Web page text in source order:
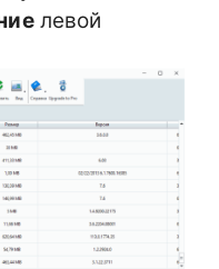
левой